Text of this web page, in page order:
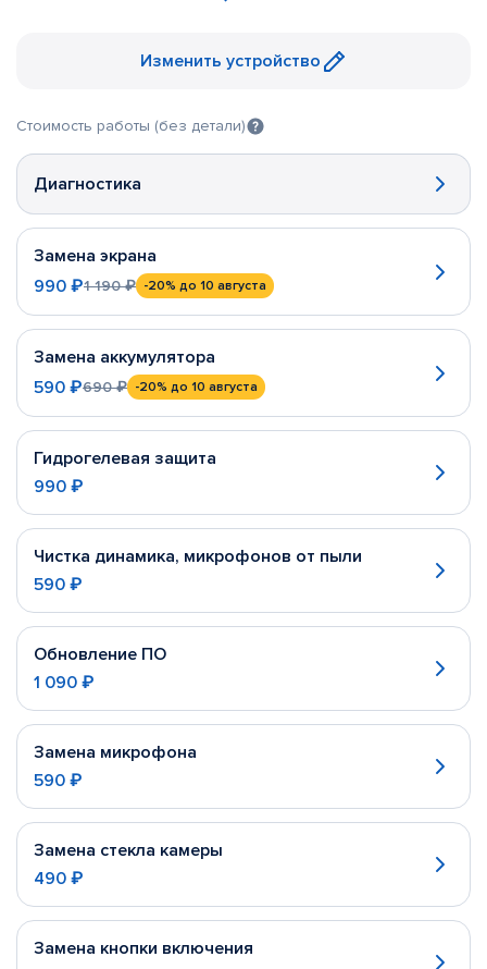
Изменить устройство
Стоимость работы (без детали)
Диагностика
Замена экрана
990 ₽1 190 ₽ -20% до 10 августа
Замена аккумулятора
590 ₽690 ₽ -20% до 10 августа
Гидрогелевая защита
990 ₽
Чистка динамика, микрофонов от пыли
590 ₽
Обновление ПО
1 090 ₽
Замена микрофона
590 ₽
Замена стекла камеры
490 ₽
Замена кнопки включения